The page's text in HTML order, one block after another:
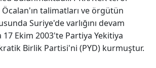
Öcalan'ın talimatları ve örgütün
Suriye'de varlığını devam
17 Ekim 2003'te Partiya Yekitiya
Birlik Partisi'ni (PYD) kurmuştur.